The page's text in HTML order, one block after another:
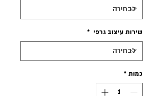
שירות עיצוב גרפי *
כמות *